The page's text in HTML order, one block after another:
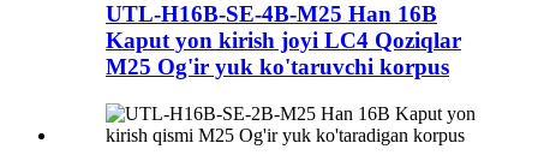
UTL-H16B-SE-4B-M25 Han 16B
Kaput yon kirish joyi LC4 Qoziqlar
M25 Og'ir yuk ko'taruvchi korpus